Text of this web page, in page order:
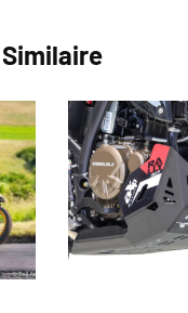
Similaire